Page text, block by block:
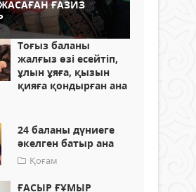
ҒАЗИЗ
Тоғыз баланы
жалғыз өзі есейтіп,
ұлын ұяға, қызын
қияға қондырған ана
24 баланы дүниеге
әкелген батыр ана
Қоғам
ҒАСЫР ҒҰМЫР